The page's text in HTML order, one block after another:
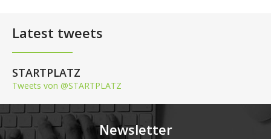
Latest tweets
STARTPLATZ
Tweets von @STARTPLATZ
Newsletter